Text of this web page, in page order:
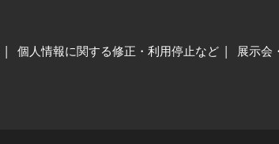
個人情報に関する修正・利用停止など 展示会